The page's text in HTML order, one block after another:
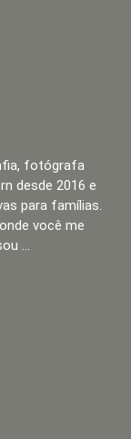
fotógrafa
desde 2016 e
para famílias.
você me
...